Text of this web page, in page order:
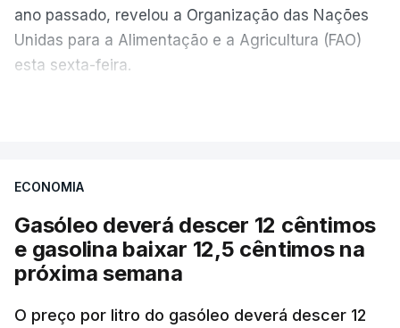
ano passado, revelou a Organização das Nações
Unidas para a Alimentação e a Agricultura (FAO)
esta sexta-feira.
com ondas de calor no Verão e conflitos na
Ucrânia e no Médio Oriente a elevar os
custos das colheitas.
O índice, que acompanha as variações mensais
de um cabaz de produtos alimentares
ECONOMIA
Gasóleo deverá descer 12 cêntimos
e gasolina baixar 12,5 cêntimos na
próxima semana
O preço por litro do gasóleo deverá descer 12